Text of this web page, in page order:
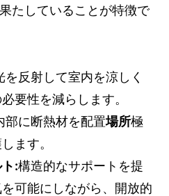
たしていることが特徴で
を反射して室内を涼しく
要性を減らします。
部に断熱材を配置場所極
ます。
:構造的なサポートを提
可能にしながら、開放的